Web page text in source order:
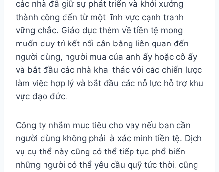
các nhà đã giữ sự phát triển và khởi xướng
thành công đến từ một lĩnh vực cạnh tranh
vững chắc. Giáo dục thêm về tiền tệ mong
muốn duy trì kết nối cân bằng liên quan đến
người dùng, người mua của anh ấy hoặc cô ấy
và bắt đầu các nhà khai thác với các chiến lược
làm việc hợp lý và bắt đầu các nỗ lực hỗ trợ khu
vực đạo đức.
Công ty nhắm mục tiêu cho vay nếu bạn cần
người dùng không phải là xác minh tiền tệ. Dịch
vụ cụ thể này cũng có thể tiếp tục phổ biến
những người có thể yêu cầu quỹ tức thời, cũng